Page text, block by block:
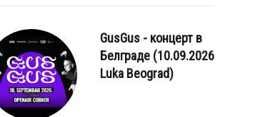
GusGus - концерт в
Белграде (10.09.2026
Luka Beograd)